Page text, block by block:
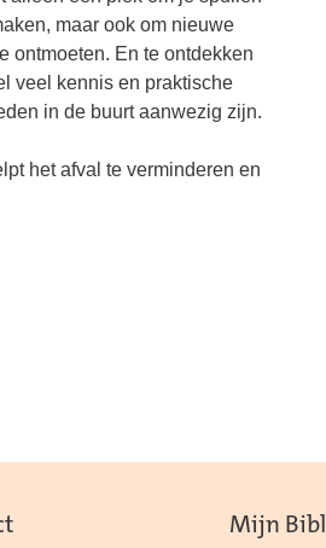
maar ook om nieuwe
ontmoeten. En te ontdekken
veel kennis en praktische
in de buurt aanwezig zijn.
het afval te verminderen en
Mijn